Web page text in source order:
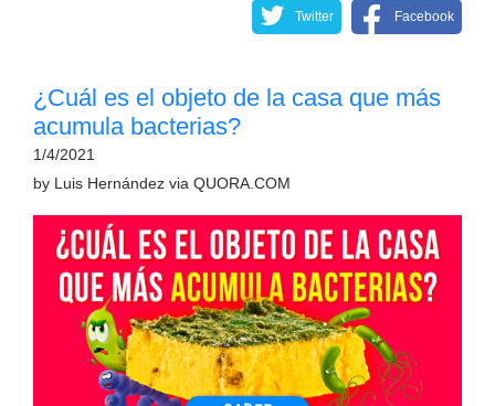
Twitter Facebook
¿Cuál es el objeto de la casa que más
acumula bacterias?
1/4/2021
by Luis Hernández via QUORA.COM